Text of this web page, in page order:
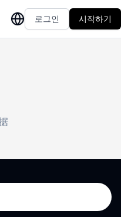
로그인 시작하기